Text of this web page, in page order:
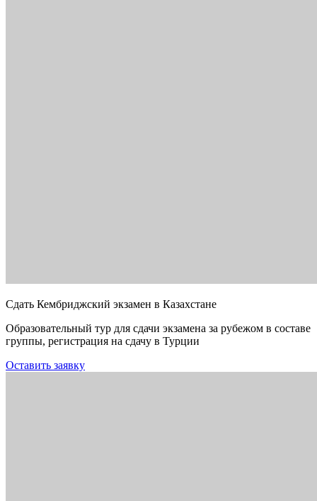
Сдать Кембриджский экзамен в Казахстане
Образовательный тур для сдачи экзамена за рубежом в составе
группы, регистрация на сдачу в Турции
Оставить заявку